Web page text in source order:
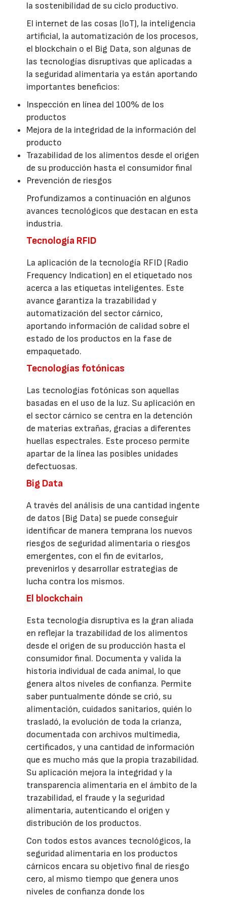
la sostenibilidad de su ciclo productivo.
El internet de las cosas (loT), la inteligencia
artificial, la automatización de los procesos,
el blockchain o el Big Data, son algunas de
las tecnologías disruptivas que aplicadas a
la seguridad alimentaria ya están aportando
importantes beneficios:
Inspección en línea del 100% de los
productos
Mejora de la integridad de la información del
producto
Trazabilidad de los alimentos desde el origen
de su producción hasta el consumidor final
Prevención de riesgos
Profundizamos a continuación en algunos
avances tecnológicos que destacan en esta
industria.
Tecnología RFID
La aplicación de la tecnología RFID (Radio
Frequency Indication) en el etiquetado nos
acerca a las etiquetas inteligentes. Este
avance garantiza la trazabilidad y
automatización del sector cárnico,
aportando información de calidad sobre el
estado de los productos en la fase de
empaquetado.
Tecnologías fotónicas
Las tecnologías fotónicas son aquellas
basadas en el uso de la luz. Su aplicación en
el sector cárnico se centra en la detención
de materias extrañas, gracias a diferentes
huellas espectrales. Este proceso permite
apartar de la línea las posibles unidades
defectuosas.
Big Data
A través del análisis de una cantidad ingente
de datos (Big Data) se puede conseguir
identificar de manera temprana los nuevos
riesgos de seguridad alimentaria o riesgos
emergentes, con el fin de evitarlos,
prevenirlos y desarrollar estrategias de
lucha contra los mismos.
El blockchain
Esta tecnología disruptiva es la gran aliada
en reflejar la trazabilidad de los alimentos
desde el origen de su producción hasta el
consumidor final. Documenta y valida la
historia individual de cada animal, lo que
genera altos niveles de confianza. Permite
saber puntualmente dónde se crió, su
alimentación, cuidados sanitarios, quién lo
trasladó, la evolución de toda la crianza,
documentada con archivos multimedia,
certificados, y una cantidad de información
que es mucho más que la propia trazabilidad.
Su aplicación mejora la integridad y la
transparencia alimentaria en el ámbito de la
trazabilidad, el fraude y la seguridad
alimentaria, autenticando el origen y
distribución de los productos.
Con todos estos avances tecnológicos, la
seguridad alimentaria en los productos
cárnicos encara su objetivo final de riesgo
cero, al mismo tiempo que genera unos
niveles de confianza donde los